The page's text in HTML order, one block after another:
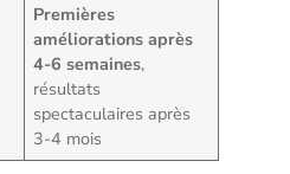
Premières
améliorations après
4-6 semaines,
résultats
spectaculaires après
3-4 mois